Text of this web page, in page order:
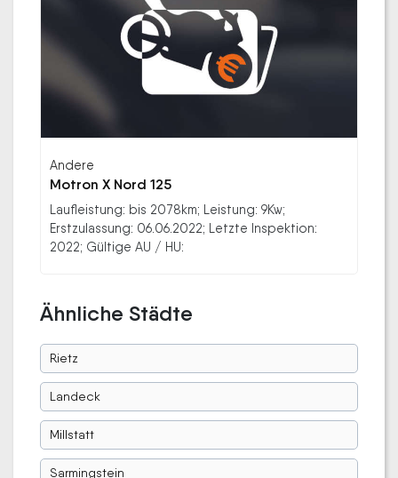
Andere
Motron X Nord 125
Laufleistung: bis 2078km; Leistung: 9Kw;
Erstzulassung: 06.06.2022; Letzte Inspektion:
2022; Gültige AU / HU:
Ähnliche Städte
Rietz
Landeck
Millstatt
Sarmingstein